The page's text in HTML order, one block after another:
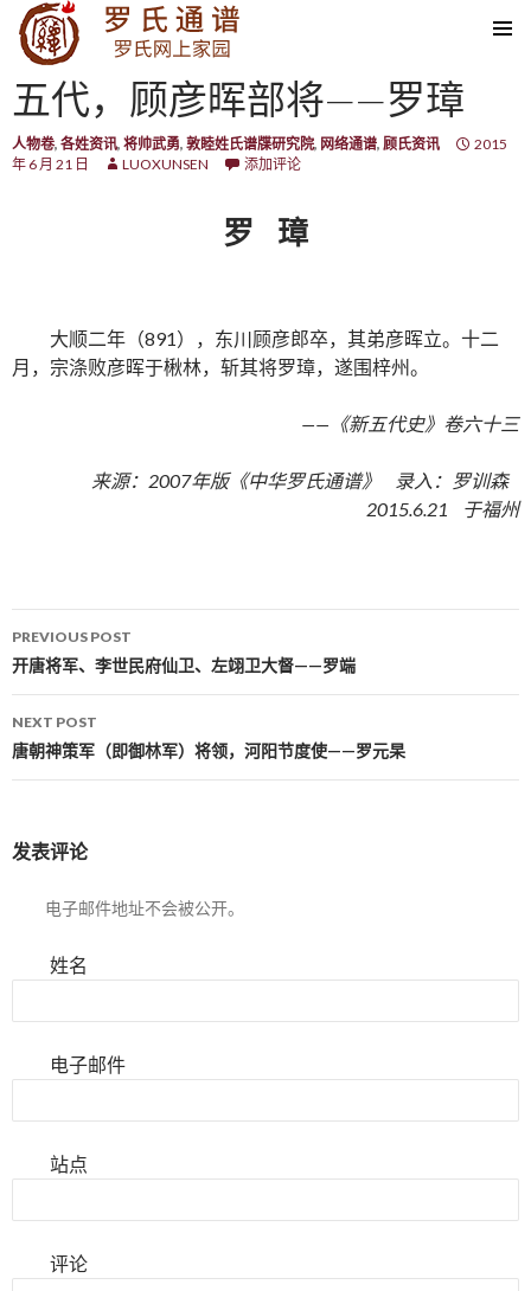
SKIP TO CONTENT
五代，顾彦晖部将——罗璋
人物卷, 各姓资讯, 将帅武勇, 敦睦姓氏谱牒研究院, 网络通谱, 顾氏资讯
2015
年 6 月 21 日
LUOXUNSEN 添加评论
罗 璋
大顺二年（891），东川顾彦郎卒，其弟彦晖立。十二
月，宗涤败彦晖于楸林，斩其将罗璋，遂围梓州。
——《新五代史》卷六十三
来源：2007年版《中华罗氏通谱》 录入：罗训森
2015.6.21 于福州
Post navigation
PREVIOUS POST
开唐将军、李世民府仙卫、左翊卫大督——罗端
NEXT POST
唐朝神策军（即御林军）将领，河阳节度使——罗元杲
发表评论
电子邮件地址不会被公开。
姓名
电子邮件
站点
评论